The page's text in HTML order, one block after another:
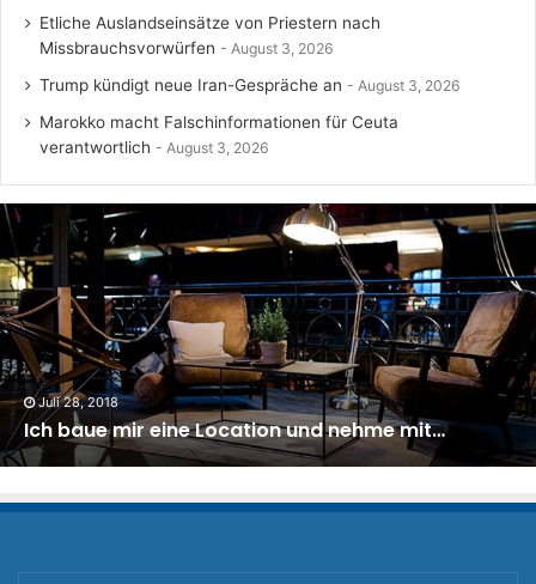
Etliche Auslandseinsätze von Priestern nach
Missbrauchsvorwürfen
August 3, 2026
Trump kündigt neue Iran-Gespräche an August 3, 2026
Marokko macht Falschinformationen für Ceuta
verantwortlich
August 3, 2026
Juli 28, 2018
Ich baue mir eine Location und nehme mit…